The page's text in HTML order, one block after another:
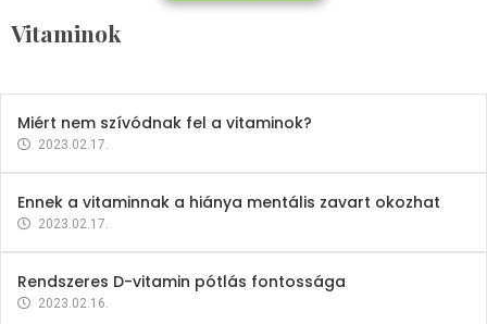
Vitaminok
Mindent a B-12 vitaminról
2023.02.27.
Miért nem szívódnak fel a vitaminok?
2023.02.17.
Ennek a vitaminnak a hiánya mentális zavart okozhat
2023.02.17.
Rendszeres D-vitamin pótlás fontossága
2023.02.16.